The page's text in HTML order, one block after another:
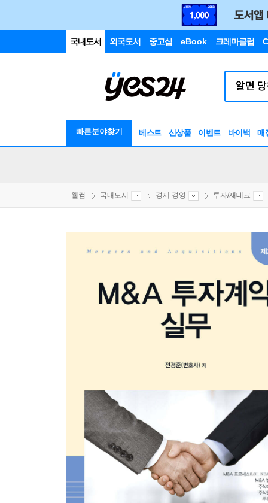
국내도서 외국도서 중고샵 eBook 크레마클럽
빠른분야찾기 베스트 신상품 이벤트 바이백 매
웰컴 국내도서 경제 경영 투자/재테크